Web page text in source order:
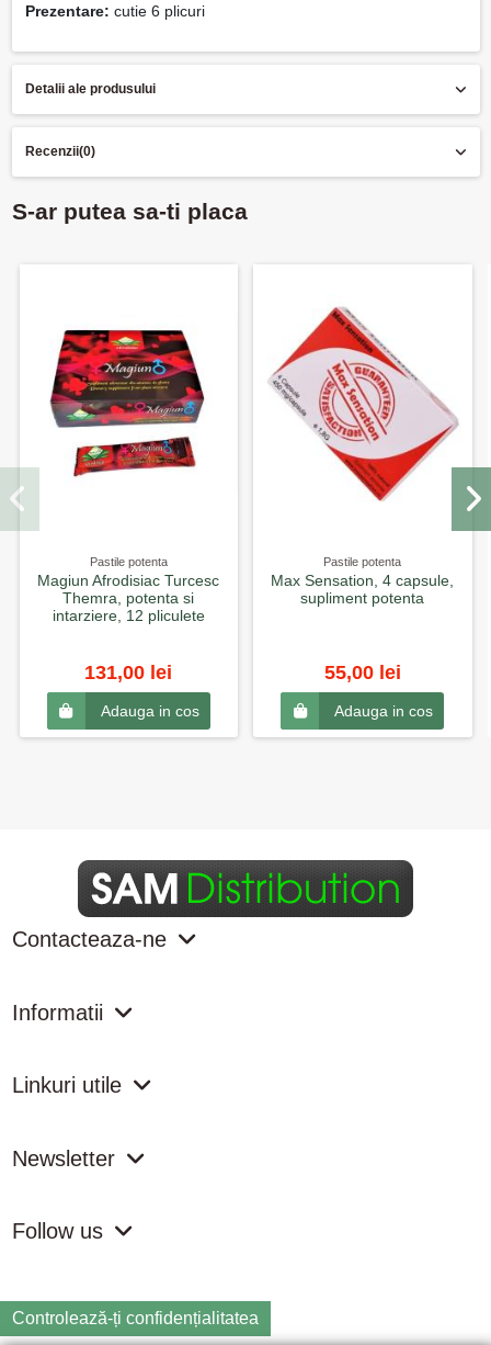
Prezentare: cutie 6 plicuri
Detalii ale produsului
Recenzii(0)
S-ar putea sa-ti placa
Pastile potenta
Magiun Afrodisiac Turcesc
Themra, potenta si
intarziere, 12 pliculete
131,00 lei
Adauga in cos
Pastile potenta
Max Sensation, 4 capsule,
supliment potenta
55,00 lei
Adauga in cos
Contacteaza-ne
Informatii
Linkuri utile
Newsletter
Follow us
Controlează-ți confidențialitatea